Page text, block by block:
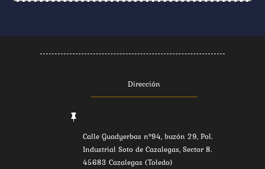
Dirección

Calle Guadyerbas nº94, buzón 29, Pol.
Industrial Soto de Cazalegas, Sector 8.
45683 Cazalegas (Toledo)